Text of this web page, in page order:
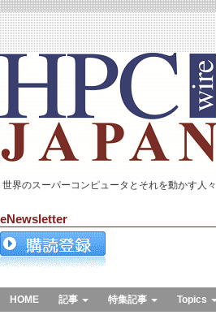
世界のスーパーコンピュータとそれを動かす人々
eNewsletter
HOME 記事 特集記事 Topics